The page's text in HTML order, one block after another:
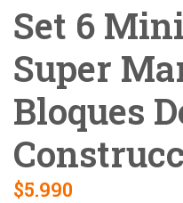
Set 6
Super
Bloques
$5.990